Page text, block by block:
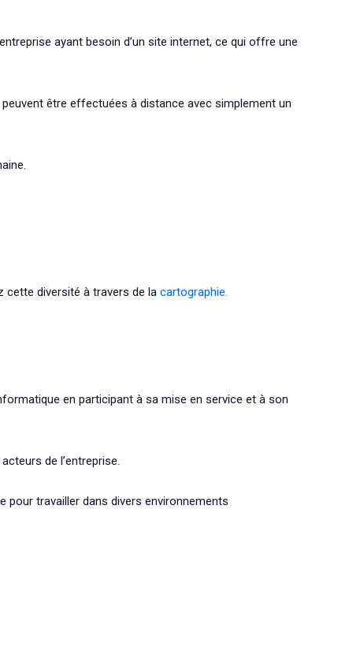
ayant besoin d’un site internet, ce qui offre une
être effectuées à distance avec simplement un
cette diversité à travers de la cartographie.
en participant à sa mise en service et à son
de l’entreprise.
travailler dans divers environnements